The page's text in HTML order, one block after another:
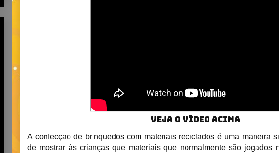
VEJA O VÍDEO ACIMA
A confecção de brinquedos com materiais reciclados é uma maneira
de mostrar às crianças que materiais que normalmente são jogados